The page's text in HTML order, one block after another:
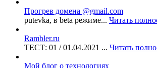
Прогрев домена @gmail.com
putevka, в beta режиме... Читать
Rambler.ru
ТЕСТ: 01 / 01.04.2021 ... Читать
Мой блог о технологиях